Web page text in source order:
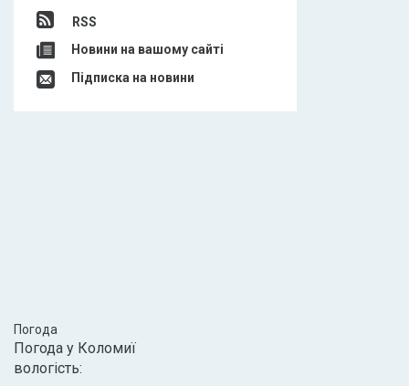
RSS
Новини на вашому сайті
Підписка на новини
Погода
Погода у Коломиї
вологість: